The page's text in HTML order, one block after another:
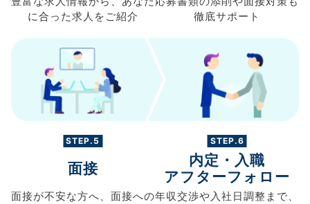
に合った求人を ご紹介
徹底サポート
STEP.5
面接
面接が不安な方へ、 面接への
STEP.6
内定・入職
アフターフォロー
年収交渉や入社日調整まで、